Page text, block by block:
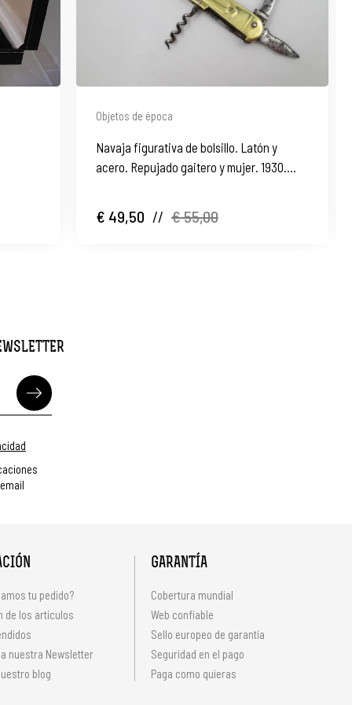
Objetos de época
Navaja figurativa de bolsillo. Latón y
acero. Repujado gaitero y mujer. 1930.
€ 49,50 // € 55,00
tu pedido?
de los artículos
nuestra Newsletter
blog
GARANTÍA
Cobertura mundial
Web confiable
Sello europeo de garantía
Seguridad en el pago
Paga como quieras